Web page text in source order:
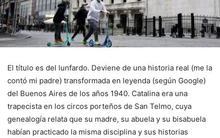
El título es del lunfardo. Deviene de una historia real (me la
contó mi padre) transformada en leyenda (según Google)
del Buenos Aires de los años 1940. Catalina era una
trapecista en los circos porteños de San Telmo, cuya
genealogía relata que su madre, su abuela y su bisabuela
habían practicado la misma disciplina y sus historias